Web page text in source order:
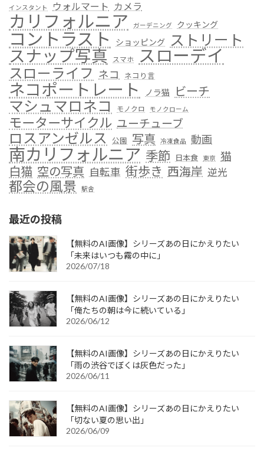
インスタント ウォルマート カメラ
カリフォルニア ガーデニング クッキング
コントラスト ショッピング ストリート
スナップ写真 スマホ スローデイ
スローライフ ネコ ネコり言
ネコポートレート ノラ猫 ビーチ
マシュマロネコ モノクロ モノクローム
モーターサイクル ユーチューブ
ロスアンゼルス 公園 写真 冷凍食品 動画
南カリフォルニア 季節 日本食 東京 猫
白猫 空の写真 自転車 街歩き 西海岸 逆光
都会の風景 駅舎
最近の投稿
【無料のAI画像】シリーズあの日にかえりたい
「未来はいつも霧の中に」
2026/07/18
【無料のAI画像】シリーズあの日にかえりたい
「俺たちの朝は今に続いている」
2026/06/12
【無料のAI画像】シリーズあの日にかえりたい
「雨の渋谷でぼくは灰色だった」
2026/06/11
【無料のAI画像】シリーズあの日にかえりたい
「切ない夏の思い出」
2026/06/09